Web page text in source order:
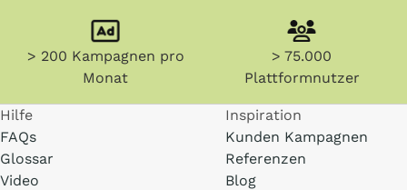
> 200 Kampagnen pro
Monat
> 75.000
Plattformnutzer
Hilfe
FAQs
Glossar
Video
Inspiration
Kunden Kampagnen
Referenzen
Blog